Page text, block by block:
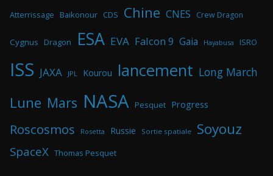
Atterrissage Baikonour CDS Chine CNES Crew Dragon
Cygnus Dragon ESA EVA Falcon 9 Gaia Hayabusa ISRO
ISS JAXA JPL Kourou lancement Long March
Lune Mars NASA Pesquet Progress
Roscosmos Rosetta Russie Sortie spatiale Soyouz
SpaceX Thomas Pesquet